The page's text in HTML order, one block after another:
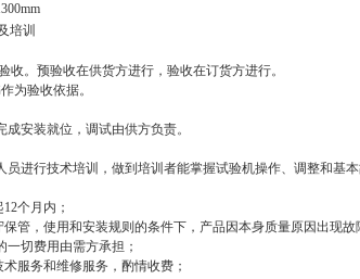
300mm
培训
。预验收在供货方进行，验收在订货方进行。
为验收依据。
安装就位，调试由供方负责。
进行技术培训，做到培训者能掌握试验机操作、调整和基本
个月内；
管，使用和安装规则的条件下，产品因本身质量原因出现
切费用由需方承担；
服务和维修服务，酌情收费；